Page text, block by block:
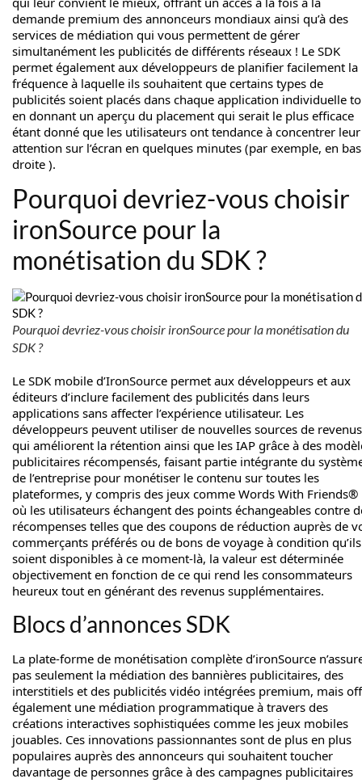
demande premium des annonceurs mondiaux ainsi qu’à des
services de médiation qui vous permettent de gérer
simultanément les publicités de différents réseaux ! Le SDK
permet également aux développeurs de planifier facilement la
fréquence à laquelle ils souhaitent que certains types de
publicités soient placés dans chaque application individuelle
en donnant un aperçu du placement qui serait le plus efficace
étant donné que les utilisateurs ont tendance à concentrer leur
attention sur l’écran en quelques minutes (par exemple, en
droite ).
Pourquoi devriez-vous choisir
ironSource pour la
monétisation du SDK ?
Pourquoi devriez-vous choisir ironSource pour la monétisation du
SDK ?
Le SDK mobile d’IronSource permet aux développeurs et aux
éditeurs d’inclure facilement des publicités dans leurs
applications sans affecter l’expérience utilisateur. Les
développeurs peuvent utiliser de nouvelles sources de revenus
qui améliorent la rétention ainsi que les IAP grâce à des
publicitaires récompensés, faisant partie intégrante du
de l’entreprise pour monétiser le contenu sur toutes les
plateformes, y compris des jeux comme Words With Friends®
où les utilisateurs échangent des points échangeables contre
récompenses telles que des coupons de réduction auprès de
commerçants préférés ou de bons de voyage à condition qu’ils
soient disponibles à ce moment-là, la valeur est déterminée
objectivement en fonction de ce qui rend les consommateurs
heureux tout en générant des revenus supplémentaires.
Blocs d’annonces SDK
La plate-forme de monétisation complète d’ironSource
pas seulement la médiation des bannières publicitaires, des
interstitiels et des publicités vidéo intégrées premium, mais
également une médiation programmatique à travers des
créations interactives sophistiquées comme les jeux mobiles
jouables. Ces innovations passionnantes sont de plus en plus
populaires auprès des annonceurs qui souhaitent toucher
davantage de personnes grâce à des campagnes publicitaires